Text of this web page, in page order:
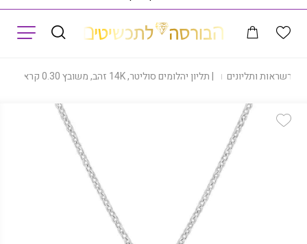
שרשראות ותליונים |תליון יהלומים סוליטר, 14K זהב, משובץ 0.30 קראט יהלומים, דגם PDC030
Add Wishlist